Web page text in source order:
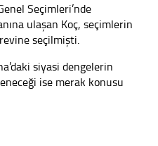
Seçimleri’nde
ulaşan Koç, seçimlerin
seçilmişti.
siyasi dengelerin
ise merak konusu